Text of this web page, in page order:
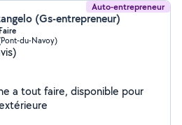
Auto-entrepreneur
(Gs-entrepreneur)
du-Navoy)
a tout faire, disponible pour